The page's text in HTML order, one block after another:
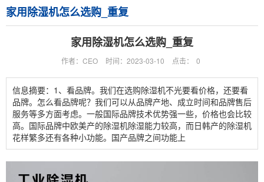
家用除湿机怎么选购_重复
家用除湿机怎么选购_重复
作者：CEO 时间：2023-03-10 点击： 0
信息摘要：1、看品牌。我们在选购除湿机不光要看价格，还要看
品牌。怎么看品牌呢？我们可以从品牌产地、成立时间和品牌售后
服务等多方面考虑。一般国际品牌技术优势强一些，价格也会比较
高。国际品牌中欧美产的除湿机除湿能力较高，而日韩产的除湿机
花样繁多还有各种小功能。国产品牌之间功能上